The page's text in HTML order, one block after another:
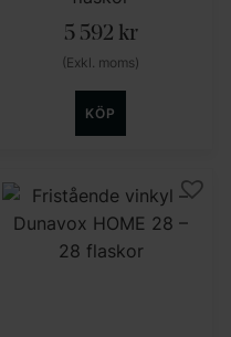
5 592 kr
(Exkl. moms)
KÖP